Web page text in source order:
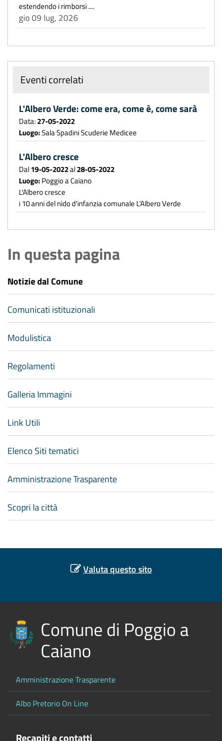
estendendo i rimborsi ....
gio 09 lug, 2026
Eventi correlati
L'Albero Verde: come era, come è, come sarà
Data:27-05-2022
Luogo:Sala Spadini Scuderie Medicee
L'Albero cresce
Dal19-05-2022al28-05-2022
Luogo: Poggio a Caiano
L'Albero cresce
i 10 anni del nido d'infanzia comunale L'Albero Verde
In questa pagina
Notizie dal Comune
Comunicati istituzionali
Modulistica
Regolamenti
Galleria Immagini
Link Utili
Elenco Siti tematici
Amministrazione Trasparente
Scopri la città
Valuta questo sito
Comune di Poggio a
Caiano
Amministrazione Trasparente
Albo Pretorio On Line
Recapiti e contatti